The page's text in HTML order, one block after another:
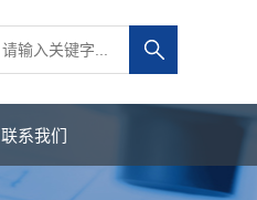
联系我们